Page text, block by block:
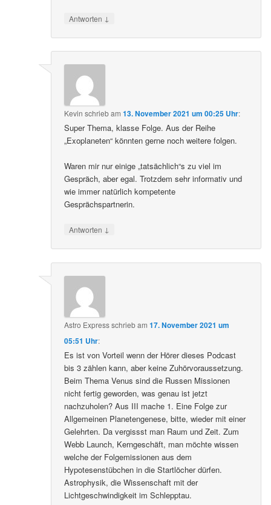
Antworten ↓
Kevin schriebam13. November 2021 um 00:25 Uhr:
Super Thema, klasse Folge. Aus der Reihe
„Exoplaneten“ könnten gerne noch weitere folgen.
Waren mir nur einige „tatsächlich“s zu viel im
Gespräch, aber egal. Trotzdem sehr informativ und
wie immer natürlich kompetente
Gesprächspartnerin.
Antworten ↓
Astro Expressschriebam17. November 2021 um
05:51 Uhr:
Es ist von Vorteil wenn der Hörer dieses Podcast
bis 3 zählen kann, aber keine Zuhörvoraussetzung.
Beim Thema Venus sind die Russen Missionen
nicht fertig geworden, was genau ist jetzt
nachzuholen? Aus III mache 1. Eine Folge zur
Allgemeinen Planetengenese, bitte, wieder mit einer
Gelehrten. Da vergissst man Raum und Zeit. Zum
Webb Launch, Kerngeschäft, man möchte wissen
welche der Folgemissionen aus dem
Hypotesenstübchen in die Startlöcher dürfen.
Astrophysik, die Wissenschaft mit der
Lichtgeschwindigkeit im Schlepptau.